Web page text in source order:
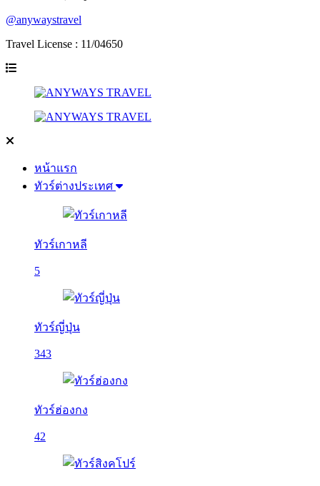
@anywaystravel
Travel License : 11/04650
หน้าแรก
ทัวร์ต่างประเทศ
ทัวร์เกาหลี
5
ทัวร์ญี่ปุ่น
343
ทัวร์ฮ่องกง
42